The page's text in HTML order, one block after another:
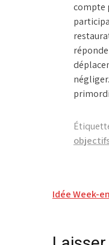
compte
l’article
Idée Week-